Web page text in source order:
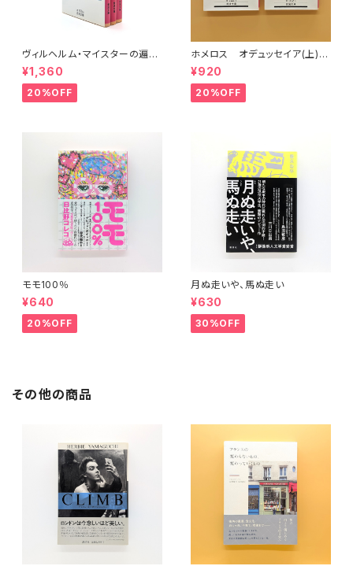
ヴィルヘルム・マイスターの遍歴
時代 (上)(中)(下)（岩波文庫）
¥1,360
20%OFF
ホメロス オデュッセイア(上)
(下) （岩波文庫）
¥920
20%OFF
モモ100％
¥640
20%OFF
月ぬ走いや、馬ぬ走い
¥630
30%OFF
その他の商品